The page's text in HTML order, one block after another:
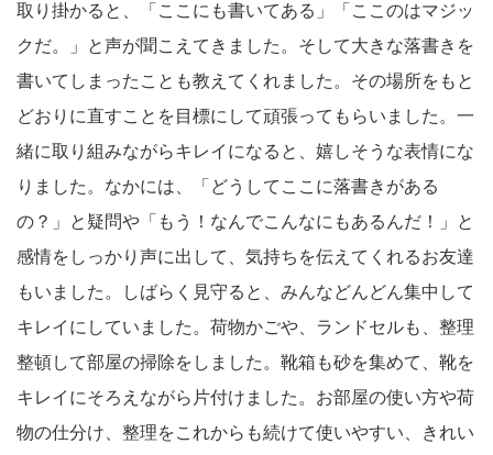
取り掛かると、「ここにも書いてある」「ここのはマジッ
クだ。」と声が聞こえてきました。そして大きな落書きを
書いてしまったことも教えてくれました。その場所をもと
どおりに直すことを目標にして頑張ってもらいました。一
緒に取り組みながらキレイになると、嬉しそうな表情にな
りました。なかには、「どうしてここに落書きがある
の？」と疑問や「もう！なんでこんなにもあるんだ！」と
感情をしっかり声に出して、気持ちを伝えてくれるお友達
もいました。しばらく見守ると、みんなどんどん集中して
キレイにしていました。荷物かごや、ランドセルも、整理
整頓して部屋の掃除をしました。靴箱も砂を集めて、靴を
キレイにそろえながら片付けました。お部屋の使い方や荷
物の仕分け、整理をこれからも続けて使いやすい、きれい